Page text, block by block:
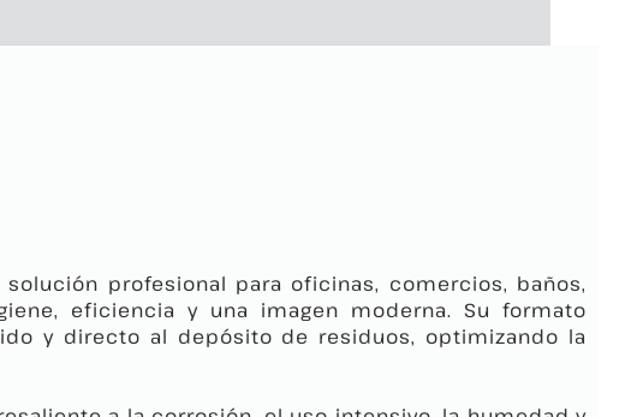
profesional para oficinas, comercios, baños,
eficiencia y una imagen moderna. Su formato
y directo al depósito de residuos, optimizando la